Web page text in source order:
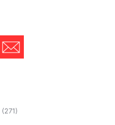
(271)